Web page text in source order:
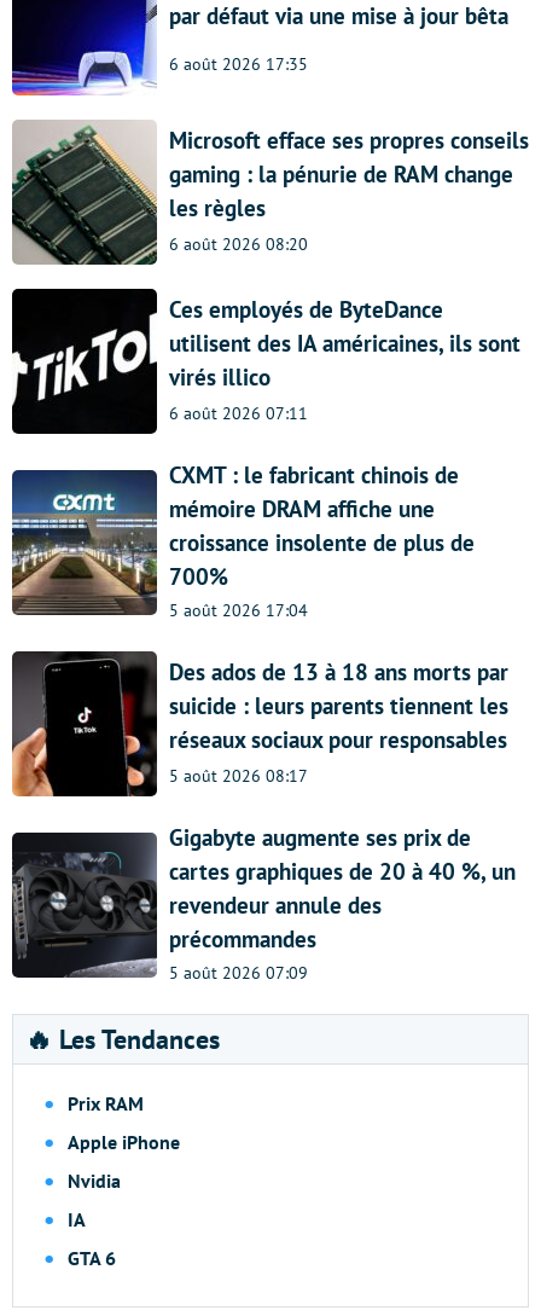
par défaut via une mise à jour bêta
6 août 2026 17:35
Microsoft efface ses propres conseils
gaming : la pénurie de RAM change
les règles
6 août 2026 08:20
Ces employés de ByteDance
utilisent des IA américaines, ils sont
virés illico
6 août 2026 07:11
CXMT : le fabricant chinois de
mémoire DRAM affiche une
croissance insolente de plus de
700%
5 août 2026 17:04
Des ados de 13 à 18 ans morts par
suicide : leurs parents tiennent les
réseaux sociaux pour responsables
5 août 2026 08:17
Gigabyte augmente ses prix de
cartes graphiques de 20 à 40 %, un
revendeur annule des
précommandes
5 août 2026 07:09
🔥 Les Tendances
Prix RAM
Apple iPhone
Nvidia
IA
GTA 6